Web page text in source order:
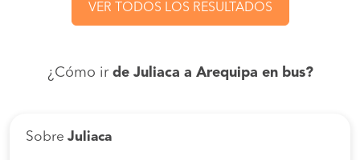
VER TODOS LOS RESULTADOS
¿Cómo ir de Juliaca a Arequipa en bus?
Sobre Juliaca